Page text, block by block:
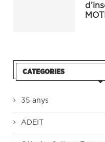
CATEGORIES
35 anys
ADEIT